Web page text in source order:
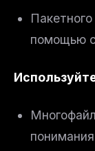
помощью